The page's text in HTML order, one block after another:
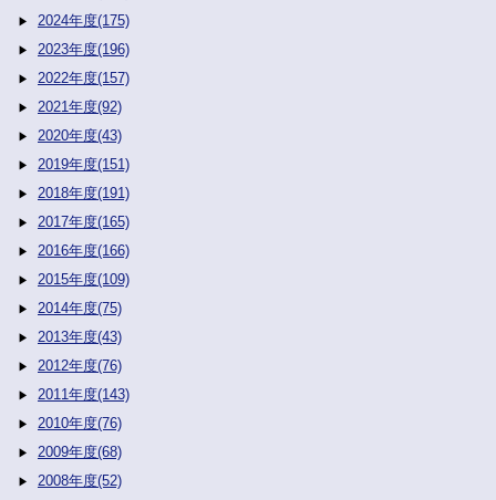
2024年度(175)
2023年度(196)
2022年度(157)
2021年度(92)
2020年度(43)
2019年度(151)
2018年度(191)
2017年度(165)
2016年度(166)
2015年度(109)
2014年度(75)
2013年度(43)
2012年度(76)
2011年度(143)
2010年度(76)
2009年度(68)
2008年度(52)